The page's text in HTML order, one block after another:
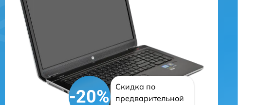
-20%
Скидка по
предварительной